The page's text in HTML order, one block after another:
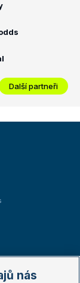
Další partneři
nás